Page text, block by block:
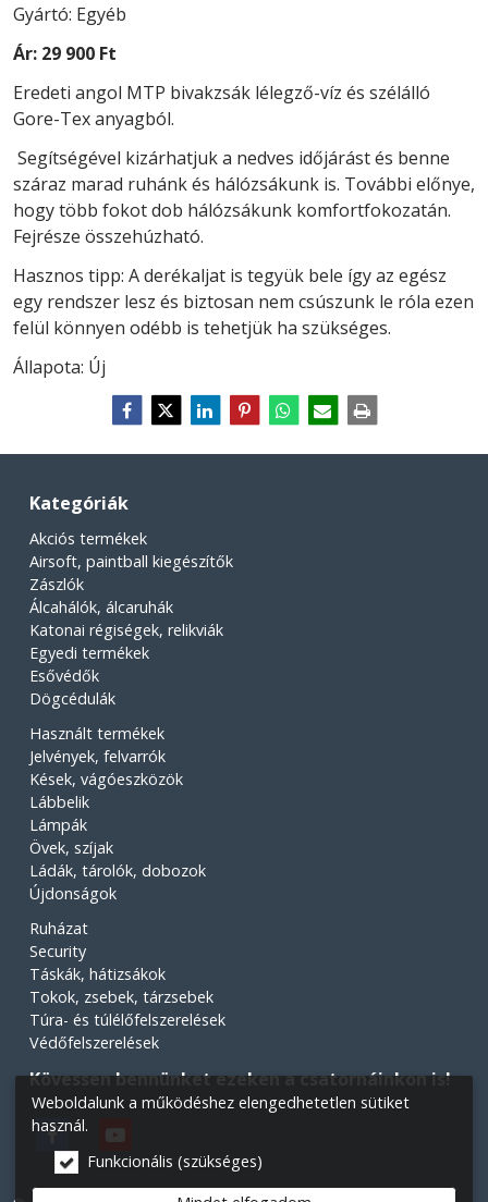
Gyártó: Egyéb
Ár: 29 900 Ft
Eredeti angol MTP bivakzsák lélegző-víz és szélálló
Gore-Tex anyagból.
Segítségével kizárhatjuk a nedves időjárást és benne
száraz marad ruhánk és hálózsákunk is. További előnye,
hogy több fokot dob hálózsákunk komfortfokozatán.
Fejrésze összehúzható.
Hasznos tipp: A derékaljat is tegyük bele így az egész
egy rendszer lesz és biztosan nem csúszunk le róla ezen
felül könnyen odébb is tehetjük ha szükséges.
Állapota: Új
Kategóriák
Akciós termékek
Airsoft, paintball kiegészítők
Zászlók
Álcahálók, álcaruhák
Katonai régiségek, relikviák
Egyedi termékek
Esővédők
Dögcédulák
Használt termékek
Jelvények, felvarrók
Kések, vágóeszközök
Lábbelik
Lámpák
Övek, szíjak
Ládák, tárolók, dobozok
Újdonságok
Ruházat
Security
Táskák, hátizsákok
Tokok, zsebek, tárzsebek
Túra- és túlélőfelszerelések
Védőfelszerelések
Kövessen bennünket ezeken a csatornáinkon is!
Weboldalunk a működéshez elengedhetetlen sütiket
használ.
Funkcionális (szükséges)